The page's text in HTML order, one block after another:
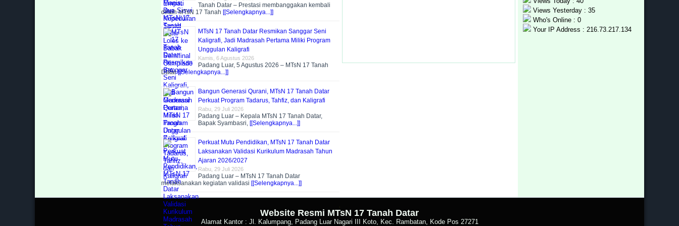
Tanah Datar – Prestasi membanggakan kembali
diraih MTsN 17 Tanah [[Selengkapnya...]]
MTsN 17 Tanah Datar Resmikan Sanggar Seni
Kaligrafi, Jadi Madrasah Pertama Miliki Program
Unggulan Kaligrafi
Kamis, 6 Agustus 2026
Padang Luar, 5 Agustus 2026 – MTsN 17 Tanah
Datar[[Selengkapnya...]]
Bangun Generasi Qurani, MTsN 17 Tanah Datar
Perkuat Program Tadarus, Tahfiz, dan Kaligrafi
Rabu, 29 Juli 2026
Padang Luar – Kepala MTsN 17 Tanah Datar,
Bapak Syambasri, [[Selengkapnya...]]
Perkuat Mutu Pendidikan, MTsN 17 Tanah Datar
Laksanakan Validasi Kurikulum Madrasah Tahun
Ajaran 2026/2027
Rabu, 29 Juli 2026
Padang Luar – MTsN 17 Tanah Datar
melaksanakan kegiatan validasi [[Selengkapnya...]]
Views Yesterday : 35
Who's Online : 0
Your IP Address : 216.73.217.134
Website Resmi MTsN 17 Tanah Datar
Alamat Kantor : Jl. Kalumpang, Padang Luar Nagari III Koto, Kec. Rambatan, Kode Pos 27271